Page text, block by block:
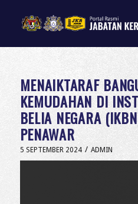
MENAIKTARAF
KEMUDAHAN DI
BELIA NEGARA
PENAWAR
5 SEPTEMBER 2024 / ADMIN